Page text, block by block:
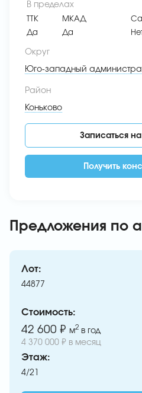
Предложения по
Лот:
44877
Стоимость:
42 600 ₽ м2 в год
4 370 000 ₽ в месяц
Этаж:
4/21
В пределах
ТТК МКАД
Да
Да
Округ
Юго-западный
Район
Коньково
Записаться
Получить